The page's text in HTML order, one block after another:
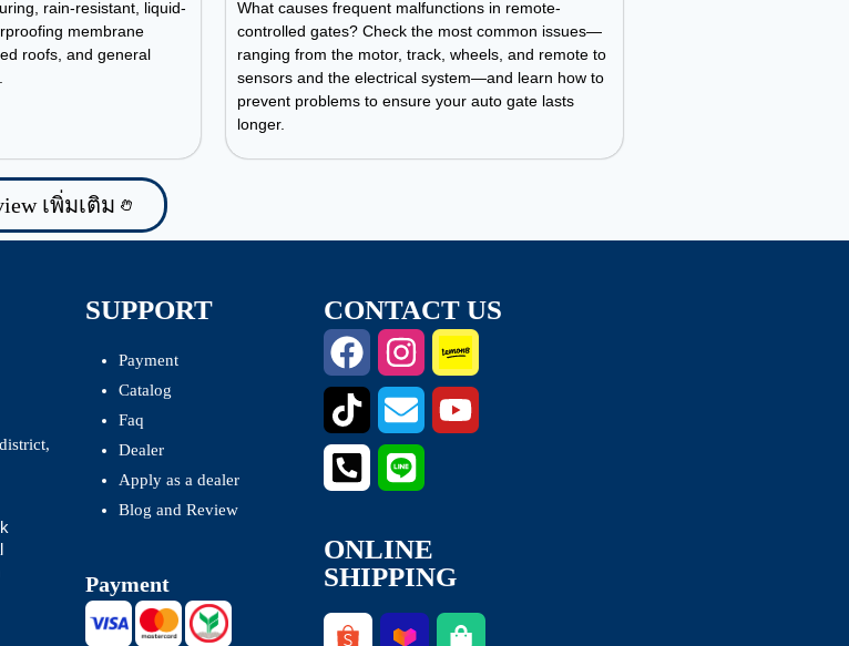
rain-resistant, liquid-
membrane
roofs, and general
What causes frequent malfunctions in remote-
controlled gates? Check the most common issues—
ranging from the motor, track, wheels, and remote to
sensors and the electrical system—and learn how to
prevent problems to ensure your auto gate lasts
longer.
เพิ่มเติม
SUPPORT
Payment
Catalog
Faq
Dealer
Apply as a dealer
Blog and Review
Payment
CONTACT US
ONLINE
SHIPPING